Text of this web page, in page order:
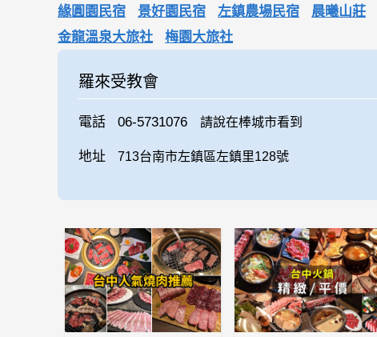
緣圓園民宿 景好園民宿 左鎮農場民宿 晨曦山莊
金龍溫泉大旅社
梅園大旅社
羅來受教會
電話 06-5731076 請說在棒城市看到
地址 713台南市左鎮區左鎮里128號